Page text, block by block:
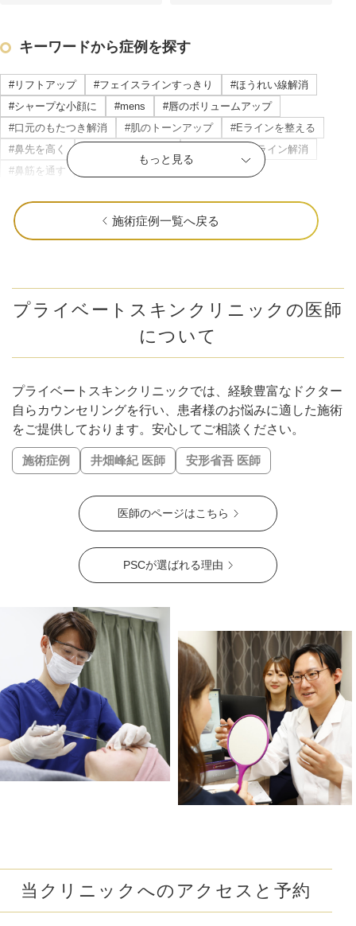
公式SNS
井畑 峰紀 医師 安形省吾 医師
キーワードから症例を探す
#リフトアップ #フェイスラインすっきり
#ほうれい線解消
#シャープな小顔に
#mens
#唇のボリュームアップ
#口元のもたつき解消
#肌のトーンアップ
#Eラインを整える
#鼻先を高く
#マリオネットライン解消
#鼻筋を通す
#ニキビ・ニキビ跡改善
#立体感のあるお顔に
#おでこを丸く
#顎を前に出す
#輪郭の凹凸を解消
#毛穴解消
#下膨れ解消
#忘れ鼻に
#お顔の引き締め
#二重顎を解消
#エラ張り解消
#唇の縦ジワ解消
#人中短縮 #口横ポニョ解消
#鼻を高く
#肝斑解消
#自然な二重幅 #梅干しジワ解消
#くすみ改善
#シミ解消
#表情ジワ解消 #鼻柱を下げる
#鼻先を細く
#肌の赤みを解消
#皮脂トラブル改善
#凹凸のないなめらかな肌に
#肌ツヤアップ #美白
#頬コケをふっくら
#おでこのシワ解消
#鼻先の丸み解消
#おでこの横ジワ解消
#他の施術と併用可
#肌の鎮静
#くっきりした目元
#ニキビ跡改善
#笑いジワ解消
#蒙古襞解消
#青クマ改善
#ちりめんジワ改善
#色素沈着改善
#ニキビ改善 #赤ら顔を解消
#鼻筋を直線に
#酒さ改善
#首のたるみ解消
#おちょぼ口解消
#下ぶくれ解消
#お顔の赤み解消
#口元のシワ解消
#目を大きく見せる
#色素沈着を改善
#顎下のたるみ解消
#クレーター肌改善
#蒙古襞を解消
#尖った鼻先に
#小鼻の広がりを解消
#隠れジミも解消
もっと見る
施術症例一覧へ戻る
プライベートスキンクリニックの医師
について
プライベートスキンクリニックでは、経験豊富なドクター
自らカウンセリングを行い、患者様のお悩みに適した施術
をご提供しております。安心してご相談ください。
施術症例 井畑峰紀 医師 安形省吾 医師
医師のページはこちら
PSCが選ばれる理由
当クリニックへのアクセスと予約